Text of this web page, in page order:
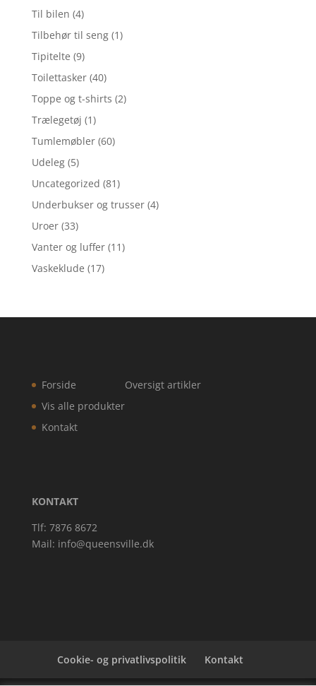
Til bilen (4)
Tilbehør til seng (1)
Tipitelte (9)
Toilettasker (40)
Toppe og t-shirts (2)
Trælegetøj (1)
Tumlemøbler (60)
Udeleg (5)
Uncategorized (81)
Underbukser og trusser (4)
Uroer (33)
Vanter og luffer (11)
Vaskeklude (17)
Forside
Vis alle produkter
Kontakt
Oversigt artikler
KONTAKT
Tlf: 7876 8672
Mail: info@queensville.dk
Cookie- og privatlivspolitik Kontakt